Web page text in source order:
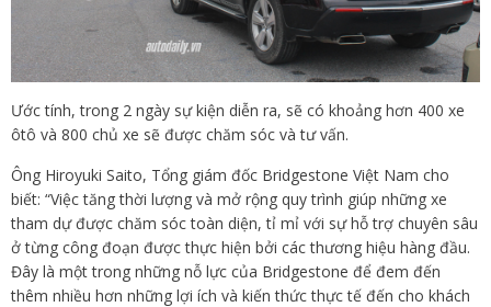
Ước tính, trong 2 ngày sự kiện diễn ra, sẽ có khoảng hơn 400 xe
ôtô và 800 chủ xe sẽ được chăm sóc và tư vấn.
Ông Hiroyuki Saito, Tổng giám đốc Bridgestone Việt Nam cho
biết: “Việc tăng thời lượng và mở rộng quy trình giúp những xe
tham dự được chăm sóc toàn diện, tỉ mỉ với sự hỗ trợ chuyên sâu
ở từng công đoạn được thực hiện bởi các thương hiệu hàng đầu.
Đây là một trong những nỗ lực của Bridgestone để đem đến
thêm nhiều hơn những lợi ích và kiến thức thực tế đến cho khách